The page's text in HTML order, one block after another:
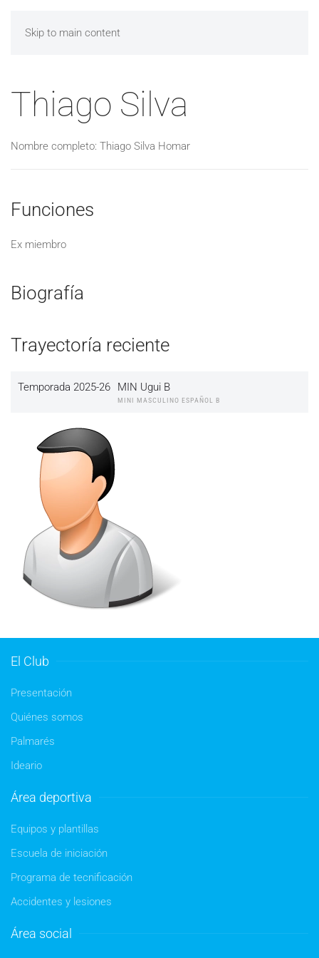
Skip to main content
Thiago Silva
Nombre completo: Thiago Silva Homar
Funciones
Ex miembro
Biografía
Trayectoría reciente
Temporada 2025-26 MIN Ugui B
MINI MASCULINO ESPAÑOL B
El Club
Presentación
Quiénes somos
Palmarés
Ideario
Área deportiva
Equipos y plantillas
Escuela de iniciación
Programa de tecnificación
Accidentes y lesiones
Área social